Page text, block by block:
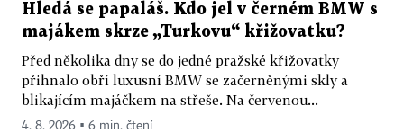
Hledá se papaláš. Kdo jel v černém BMW s
majákem skrze „Turkovu“ křižovatku?
Před několika dny se do jedné pražské křižovatky
přihnalo obří luxusní BMW se začerněnými skly a
blikajícím majáčkem na střeše. Na červenou...
4. 8. 2026 ▪ 6 min. čtení